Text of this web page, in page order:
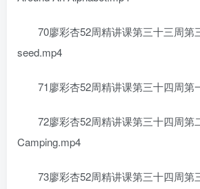
70廖彩杏52周精讲课第三十三周第
seed.mp4
71廖彩杏52周精讲课第三十四周第
72廖彩杏52周精讲课第三十四周第
Camping.mp4
73廖彩杏52周精讲课第三十四周第